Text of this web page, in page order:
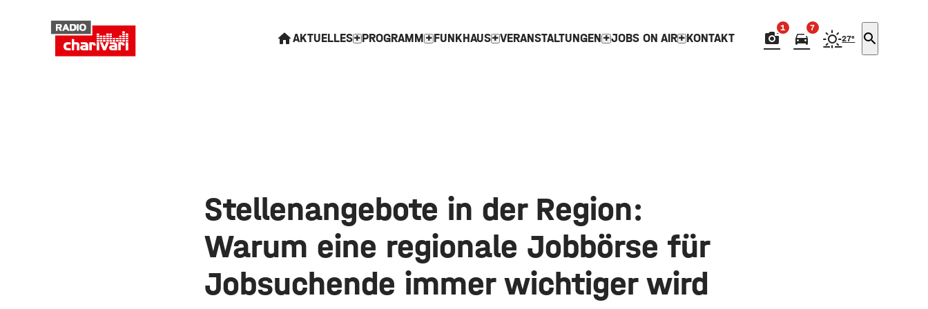
AKTUELLESexpand_morePROGRAMMexpand_moreFUNKHAUSexpand_moreVERANSTALTUNGENexpand_moreJOBS ON AIRexpand_moreKONTAKT photo_camera
1
directions_car
7
27°
search
Stellenangebote in der Region:
Warum eine regionale Jobbörse für
Jobsuchende immer wichtiger wird